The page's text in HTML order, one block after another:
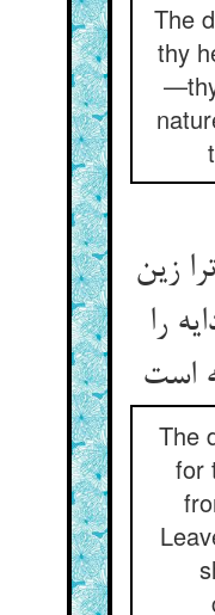
The
thy
زین
را
است‏
The
for